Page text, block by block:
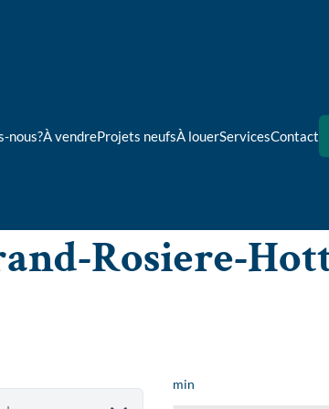
nous?À vendreProjets neufsÀ louerServicesContact
Rosiere-
min